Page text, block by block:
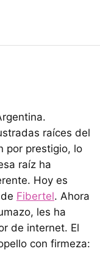
raíces del
por prestigio, lo
raíz ha
Hoy es
Fibertel. Ahora
les ha
de internet. El
con firmeza: